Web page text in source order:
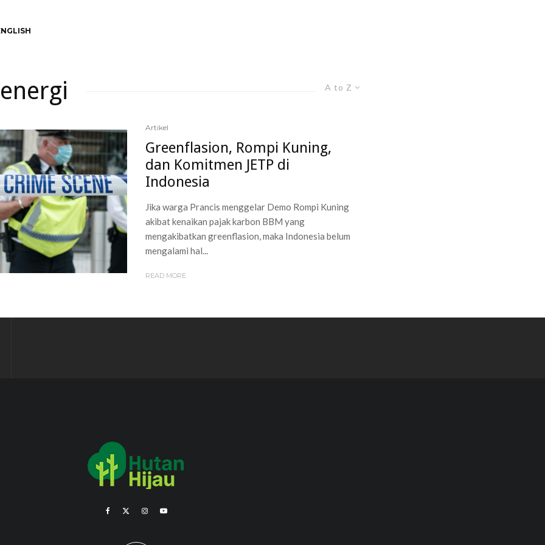
A to Z
Artikel
Greenflasion, Rompi Kuning,
dan Komitmen JETP di
Indonesia
Jika warga Prancis menggelar Demo Rompi Kuning
akibat kenaikan pajak karbon BBM yang
mengakibatkan greenflasion, maka Indonesia belum
mengalami hal...
READ MORE